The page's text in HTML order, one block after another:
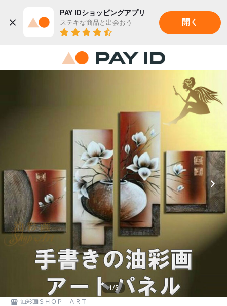
PAY IDショッピングアプリ
ステキな商品と出会おう 開く
1/5
油彩画ＳＨＯＰ ＡＲＴ